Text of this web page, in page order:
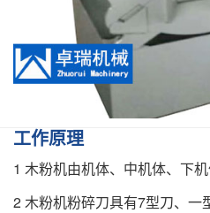
工作原理
1 木粉机由机体、中机体、下
2 木粉机粉碎刀具有7型刀、一